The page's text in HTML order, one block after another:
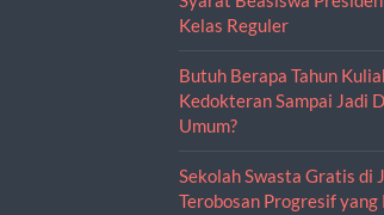
Kelas Reguler
Butuh Berapa Tahun
Kedokteran Sampai Jadi
Umum?
Sekolah Swasta Gratis di
Terobosan Progresif yang